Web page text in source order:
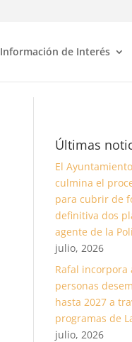
Información de Interés
Últimas
El
culmina el
para cubrir de
definitiva dos
agente de la
julio, 2026
Rafal incorpora
personas
hasta 2027 a
programas de
julio, 2026